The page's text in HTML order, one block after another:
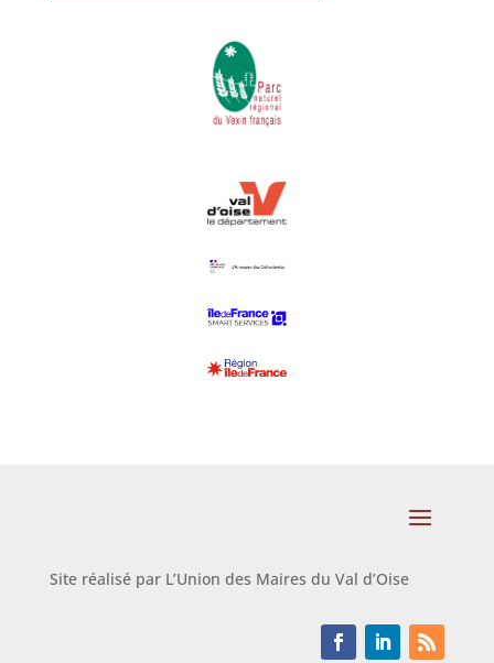
Site réalisé par L’Union des Maires du Val d’Oise